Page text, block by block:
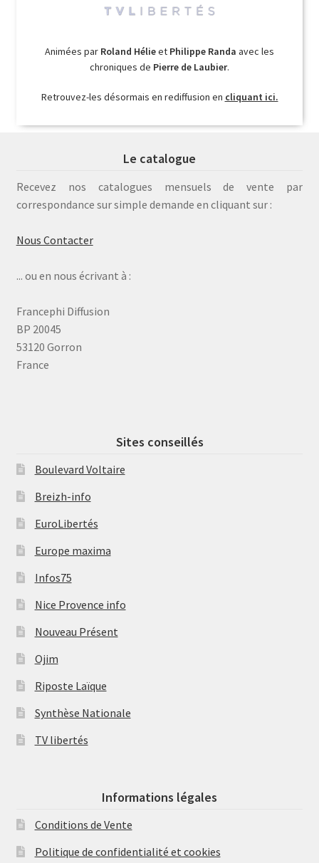
Animées par Roland Hélieet Philippe Randa avec les
chroniques de Pierre de Laubier.
Retrouvez-les désormais en rediffusion en cliquant ici.
Le catalogue
Recevez nos catalogues mensuels de vente par
correspondance sur simple demande en cliquant sur :
Nous Contacter
... ou en nous écrivant à :
Francephi Diffusion
BP 20045
53120 Gorron
France
Sites conseillés
Boulevard Voltaire
Breizh-info
EuroLibertés
Europe maxima
Infos75
Nice Provence info
Nouveau Présent
Ojim
Riposte Laïque
Synthèse Nationale
TV libertés
Informations légales
Conditions de Vente
Politique de confidentialité et cookies